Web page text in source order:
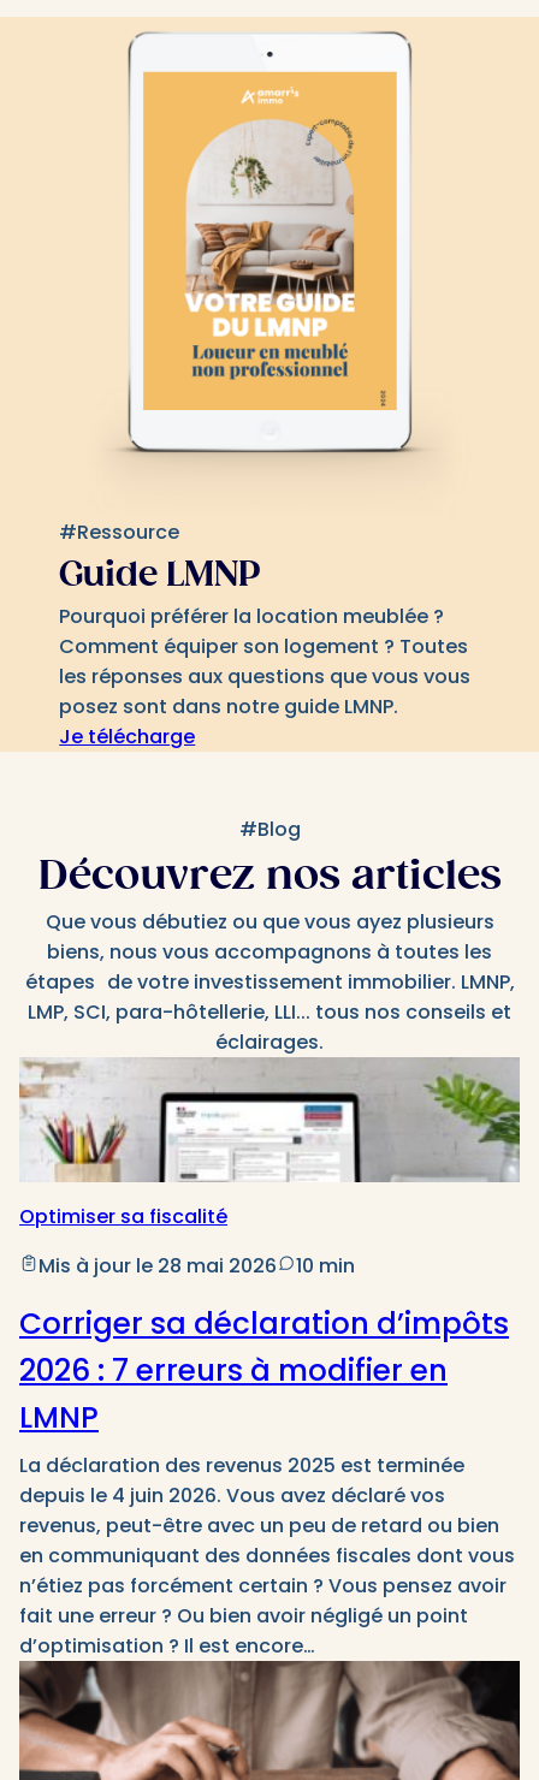
#Ressource
Guide LMNP
Pourquoi préférer la location meublée ?
Comment équiper son logement ? Toutes
les réponses aux questions que vous vous
posez sont dans notre guide LMNP.
Je télécharge
#Blog
Découvrez nos articles
Que vous débutiez ou que vous ayez plusieurs
biens, nous vous accompagnons à toutes les
étapes de votre investissement immobilier. LMNP,
LMP, SCI, para-hôtellerie, LLI... tous nos conseils et
éclairages.
Optimiser sa fiscalité
Mis à jour le 28 mai 2026
10 min
Corriger sa déclaration d’impôts
2026 : 7 erreurs à modifier en
LMNP
La déclaration des revenus 2025 est terminée
depuis le 4 juin 2026. Vous avez déclaré vos
revenus, peut-être avec un peu de retard ou bien
en communiquant des données fiscales dont vous
n’étiez pas forcément certain ? Vous pensez avoir
fait une erreur ? Ou bien avoir négligé un point
d’optimisation ? Il est encore…